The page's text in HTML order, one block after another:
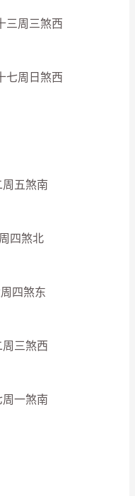
周三煞西
周日煞西
五煞南
四煞北
四煞东
三煞西
一煞南